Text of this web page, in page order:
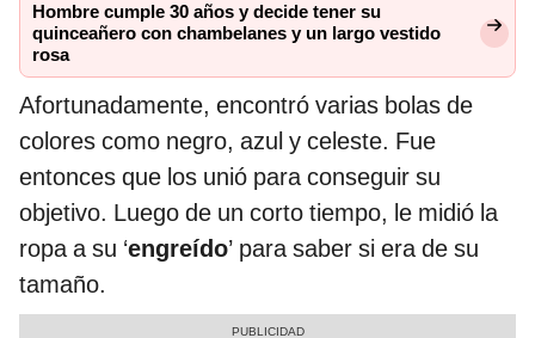
Hombre cumple 30 años y decide tener su
quinceañero con chambelanes y un largo vestido
rosa
Afortunadamente, encontró varias bolas de
colores como negro, azul y celeste. Fue
entonces que los unió para conseguir su
objetivo. Luego de un corto tiempo, le midió la
ropa a su ‘engreído’ para saber si era de su
tamaño.